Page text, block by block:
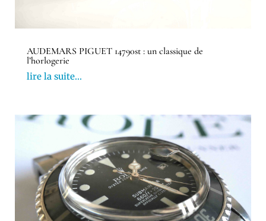
AUDEMARS PIGUET 14790st : un classique de
l’horlogerie
lire la suite...